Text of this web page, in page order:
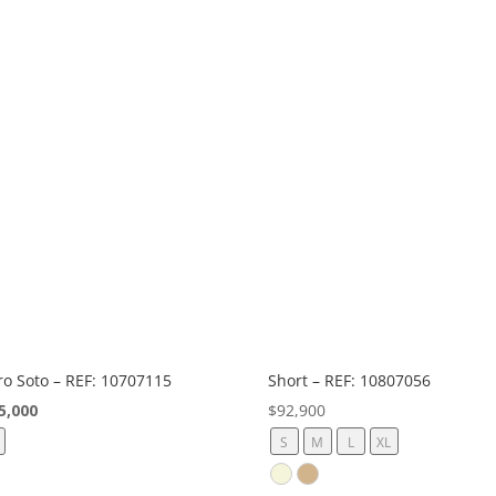
Soto – REF: 10707115
El
Short – REF: 10807056
$92,900
S M L XL